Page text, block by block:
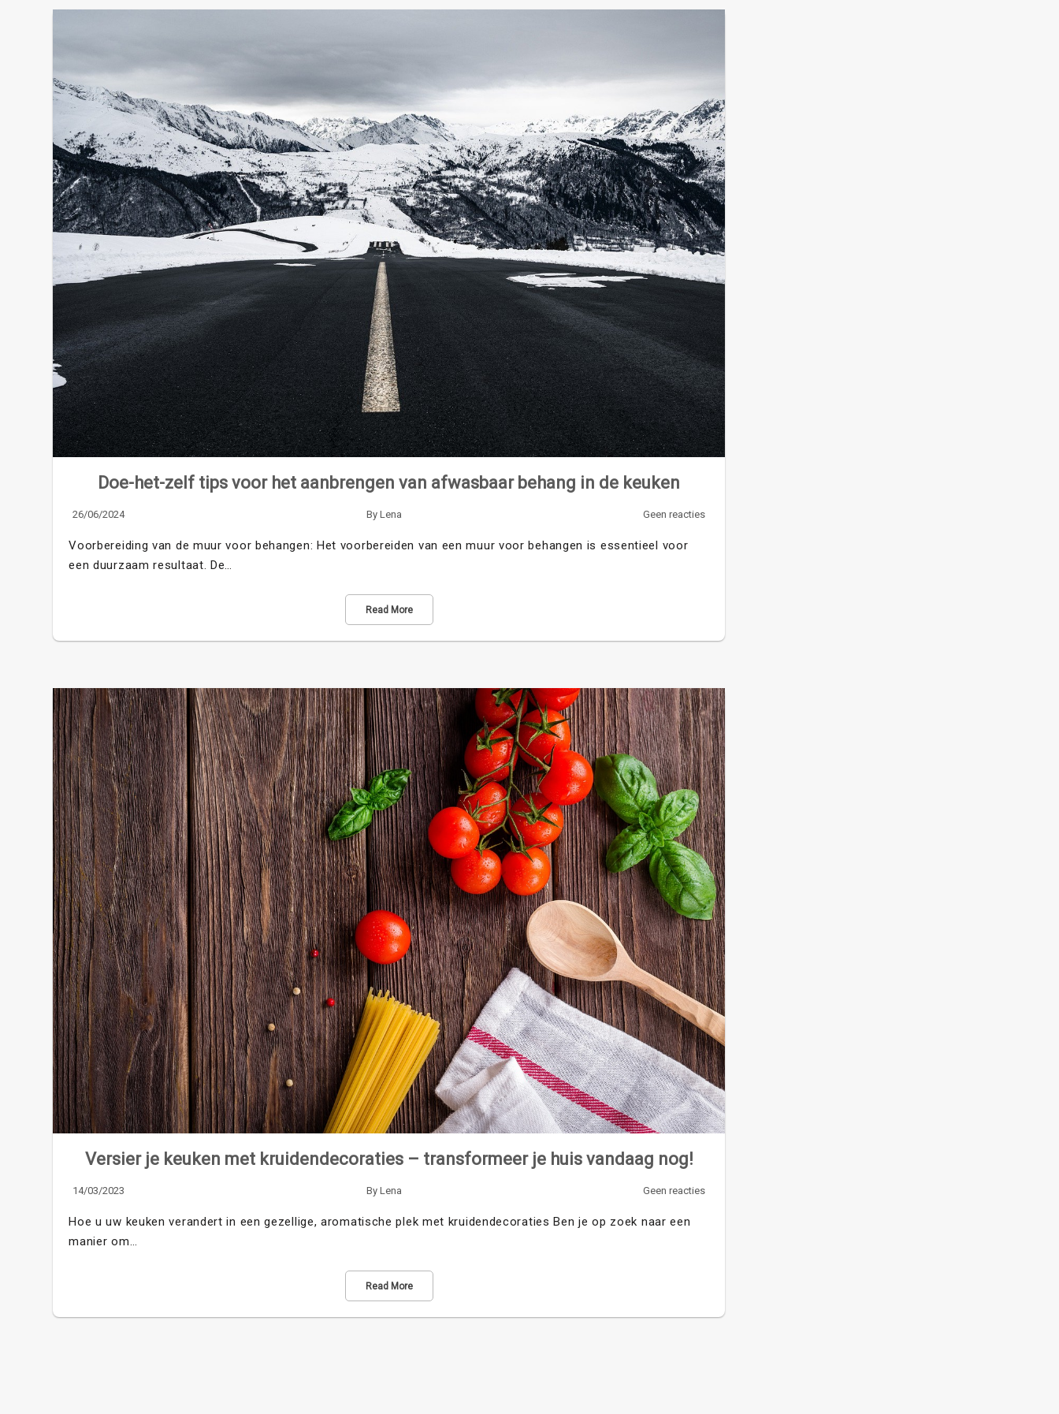
Doe-het-zelf tips voor het aanbrengen van afwasbaar behang in de keuken
26/06/2024 By Lena Geen reacties
Voorbereiding van de muur voor behangen: Het voorbereiden van een muur voor behangen is essentieel voor
een duurzaam resultaat. De…
Read More
Versier je keuken met kruidendecoraties – transformeer je huis vandaag nog!
14/03/2023 By Lena Geen reacties
Hoe u uw keuken verandert in een gezellige, aromatische plek met kruidendecoraties Ben je op zoek naar een
manier om…
Read More